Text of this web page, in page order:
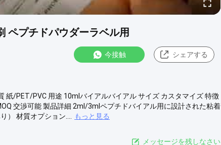
ペプチドパウダーラベル用
今接触 シェアする
紙/PET/PVC 用途 10mlバイアルバイアル サイズ カスタマイズ 特徴
交渉可能 製品詳細 2ml/3mlペプチドバイアル用に設計された粘着
材質オプション....
もっと見る
メッセージを残しなさい